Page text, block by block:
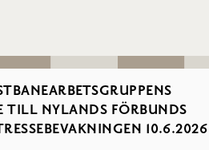
TILL NYLANDS FÖRBUNDS
10.6.2026